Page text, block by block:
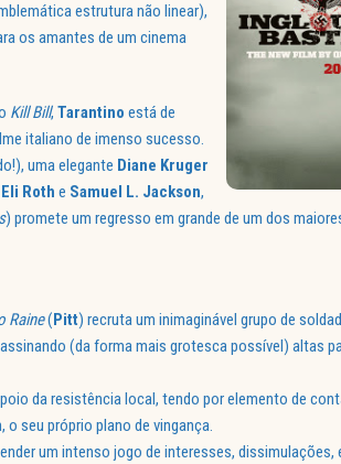
estrutura não linear),
os amantes de um cinema
Kill Bill, Tarantino está de
italiano de imenso sucesso.
uma elegante Diane Kruger
Eli Roth e Samuel L. Jackson,
) promete um regresso em grande de um dos
Raine(Pitt) recruta um inimaginável grupo de
(da forma mais grotesca possível) altas
da resistência local, tendo por elemento de
o seu próprio plano de vingança.
um intenso jogo de interesses, dissimulações,